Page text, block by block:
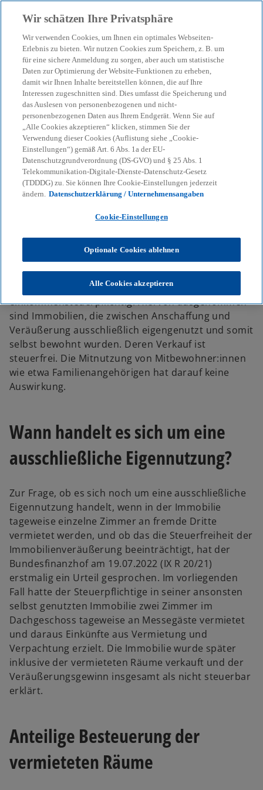
menu search
So bleibt der Verkauf
eigengenutzter
Immobilien steuerfrei
Gewinne durch tageweise Vermietung von Zimmern
sind zu versteuern
steuerfrei
Grundsätzlich ist der Verkauf einer Immobilie, die
weniger als zehn Jahre gehalten wurde,
einkommensteuerpflichtig. Hiervon ausgenommen
sind Immobilien, die zwischen Anschaffung und
Veräußerung ausschließlich eigengenutzt und somit
selbst bewohnt wurden. Deren Verkauf ist
steuerfrei. Die Mitnutzung von Mitbewohner:innen
wie etwa Familienangehörigen hat darauf keine
Auswirkung.
Wann handelt es sich um eine
ausschließliche Eigennutzung?
Zur Frage, ob es sich noch um eine ausschließliche
Eigennutzung handelt, wenn in der Immobilie
tageweise einzelne Zimmer an fremde Dritte
vermietet werden, und ob das die Steuerfreiheit der
Immobilienveräußerung beeinträchtigt, hat der
Bundesfinanzhof am 19.07.2022 (IX R 20/21)
erstmalig ein Urteil gesprochen. Im vorliegenden
Fall hatte der Steuerpflichtige in seiner ansonsten
selbst genutzten Immobilie zwei Zimmer im
Dachgeschoss tageweise an Messegäste vermietet
und daraus Einkünfte aus Vermietung und
Verpachtung erzielt. Die Immobilie wurde später
inklusive der vermieteten Räume verkauft und der
Veräußerungsgewinn insgesamt als nicht steuerbar
erklärt.
Anteilige Besteuerung der
vermieteten Räume
Wir schätzen Ihre Privatsphäre
Wir verwenden Cookies, um Ihnen ein optimales Webseiten-
Erlebnis zu bieten. Wir nutzen Cookies zum Speichern, z. B. um
für eine sichere Anmeldung zu sorgen, aber auch um statistische
Daten zur Optimierung der Website-Funktionen zu erheben,
damit wir Ihnen Inhalte bereitstellen können, die auf Ihre
Interessen zugeschnitten sind. Dies umfasst die Speicherung und
das Auslesen von personenbezogenen und nicht-
personenbezogenen Daten aus Ihrem Endgerät. Wenn Sie auf
„Alle Cookies akzeptieren“ klicken, stimmen Sie der
Verwendung dieser Cookies (Auflistung siehe „Cookie-
Einstellungen“) gemäß Art. 6 Abs. 1a der EU-
Datenschutzgrundverordnung (DS-GVO) und § 25 Abs. 1
Telekommunikation-Digitale-Dienste-Datenschutz-Gesetz
(TDDDG) zu. Sie können Ihre Cookie-Einstellungen jederzeit
ändern. Datenschutzerklärung / Unternehmensangaben
Cookie-Einstellungen
Optionale Cookies ablehnen
Alle Cookies akzeptieren